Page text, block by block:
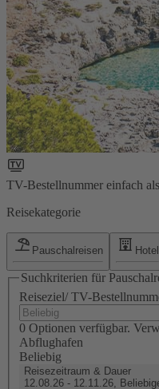
TV-Bestellnummer einfach
Reisekategorie
Pauschalreisen Hotel
Suchkriterien für
Reiseziel/ TV-
0 Optionen verfügbar.
Abflughafen
Beliebig
Reisezeitraum & Dauer
12.08.26 - 12.11.26,